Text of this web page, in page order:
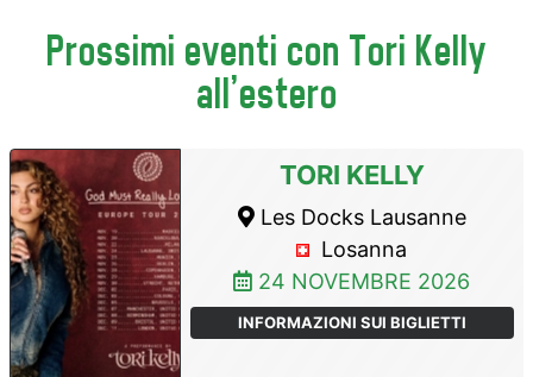
Prossimi eventi con Tori Kelly
all'estero
TORI KELLY
Les Docks Lausanne
Losanna
24 NOVEMBRE 2026
INFORMAZIONI SUI BIGLIETTI